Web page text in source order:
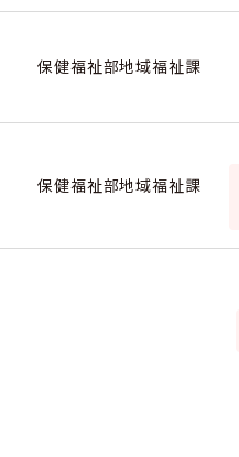
保健福祉部地域福祉課
保健福祉部地域福祉課